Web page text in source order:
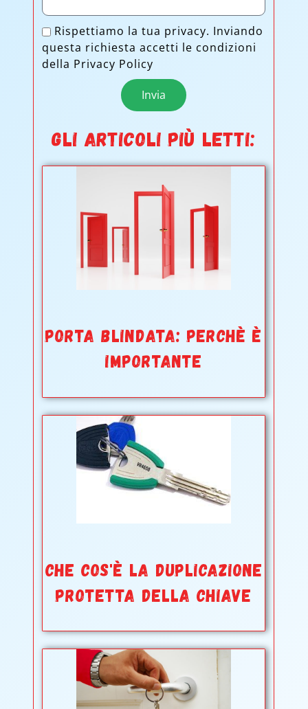
Rispettiamo la tua privacy. Inviando
questa richiesta accetti le condizioni
della Privacy Policy
Invia
GLI ARTICOLI PIÙ LETTI:
PORTA BLINDATA: PERCHÈ È
IMPORTANTE
CHE COS'è LA DUPLICAZIONE
PROTETTA DELLA CHIAVE